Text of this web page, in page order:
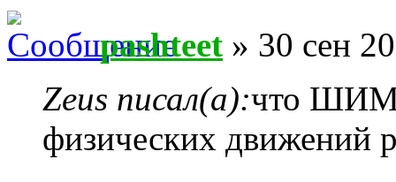
pashteet » 30 сен
Zeus писал(а):что
физических движений